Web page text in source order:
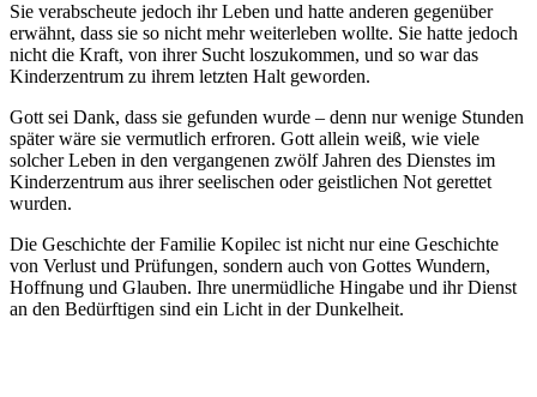
Sie verabscheute jedoch ihr Leben und hatte anderen gegenüber
erwähnt, dass sie so nicht mehr weiterleben wollte. Sie hatte jedoch
nicht die Kraft, von ihrer Sucht loszukommen, und so war das
Kinderzentrum zu ihrem letzten Halt geworden.
Gott sei Dank, dass sie gefunden wurde – denn nur wenige Stunden
später wäre sie vermutlich erfroren. Gott allein weiß, wie viele
solcher Leben in den vergangenen zwölf Jahren des Dienstes im
Kinderzentrum aus ihrer seelischen oder geistlichen Not gerettet
wurden.
Die Geschichte der Familie Kopilec ist nicht nur eine Geschichte
von Verlust und Prüfungen, sondern auch von Gottes Wundern,
Hoffnung und Glauben. Ihre unermüdliche Hingabe und ihr Dienst
an den Bedürftigen sind ein Licht in der Dunkelheit.